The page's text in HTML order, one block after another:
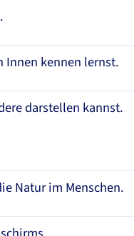
Innen kennen lernst.
darstellen kannst.
Natur im Menschen.